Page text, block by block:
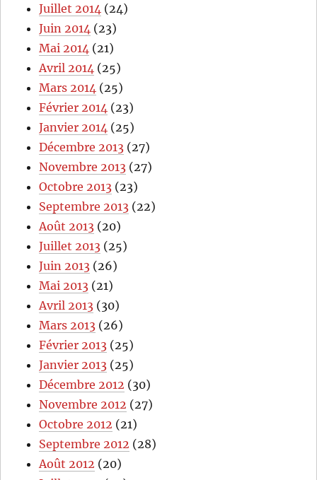
Juillet 2014 (24)
Juin 2014 (23)
Mai 2014 (21)
Avril 2014 (25)
Mars 2014 (25)
Février 2014 (23)
Janvier 2014 (25)
Décembre 2013 (27)
Novembre 2013 (27)
Octobre 2013 (23)
Septembre 2013 (22)
Août 2013 (20)
Juillet 2013 (25)
Juin 2013 (26)
Mai 2013 (21)
Avril 2013 (30)
Mars 2013 (26)
Février 2013 (25)
Janvier 2013 (25)
Décembre 2012 (30)
Novembre 2012 (27)
Octobre 2012 (21)
Septembre 2012 (28)
Août 2012 (20)